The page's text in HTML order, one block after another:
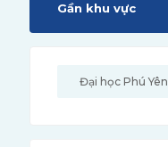
Gần khu vực
Đại học Phú Yên